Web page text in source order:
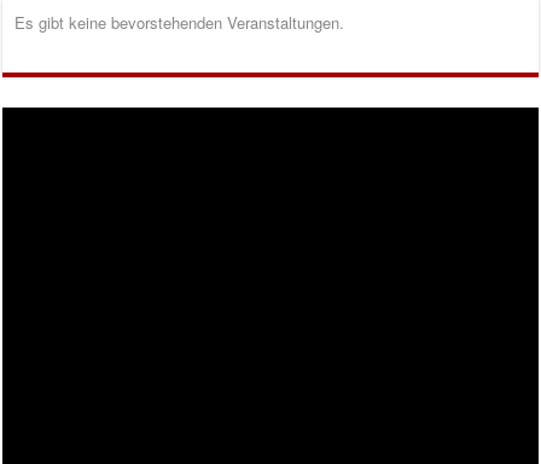
Es gibt keine bevorstehenden Veranstaltungen.